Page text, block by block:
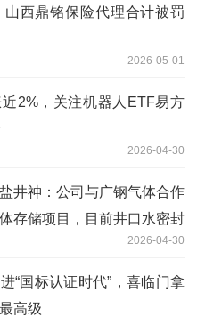
西鼎铭保险代理合计被罚
2026-05-01
2%，关注机器人ETF易方
2026-04-30
井神：公司与广钢气体合作
存储项目，目前井口水密封
完成，关键设备已完成采购
2026-04-30
“国标认证时代”，喜临门拿
高级